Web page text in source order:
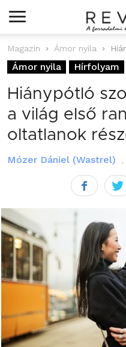
Magazin Ámor nyila
Ámor nyila Hírfolyam
Hiánypótló
a világ első
oltatlanok
Mózer Dániel (Wastrel)